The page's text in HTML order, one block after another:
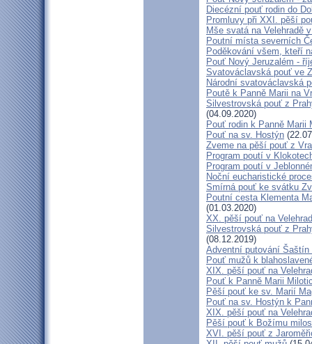
Diecézní pouť rodin do
Promluvy při XXI. pěší
Mše svatá na Velehradě
Poutní místa severních
Poděkování všem, kteří
Pouť Nový Jeruzalém -
Svatováclavská pouť ve
Národní svatováclavská
Poutě k Panně Marii na
Silvestrovská pouť z
(04.09.2020)
Pouť rodin k Panně Marii
Pouť na sv. Hostýn
Zveme na pěší pouť z
Program poutí v
Program poutí v
Noční eucharistické
Smírná pouť ke svátku
Poutní cesta Klementa
(01.03.2020)
XX. pěší pouť na
Silvestrovská pouť z
(08.12.2019)
Adventní putování Šaštín
Pouť mužů k
XIX. pěší pouť na
Pouť k Panně Marii
Pěší pouť ke sv. Marií
Pouť na sv. Hostýn k
XIX. pěší pouť na
Pěší pouť k Božímu
XVI. pěší pouť z